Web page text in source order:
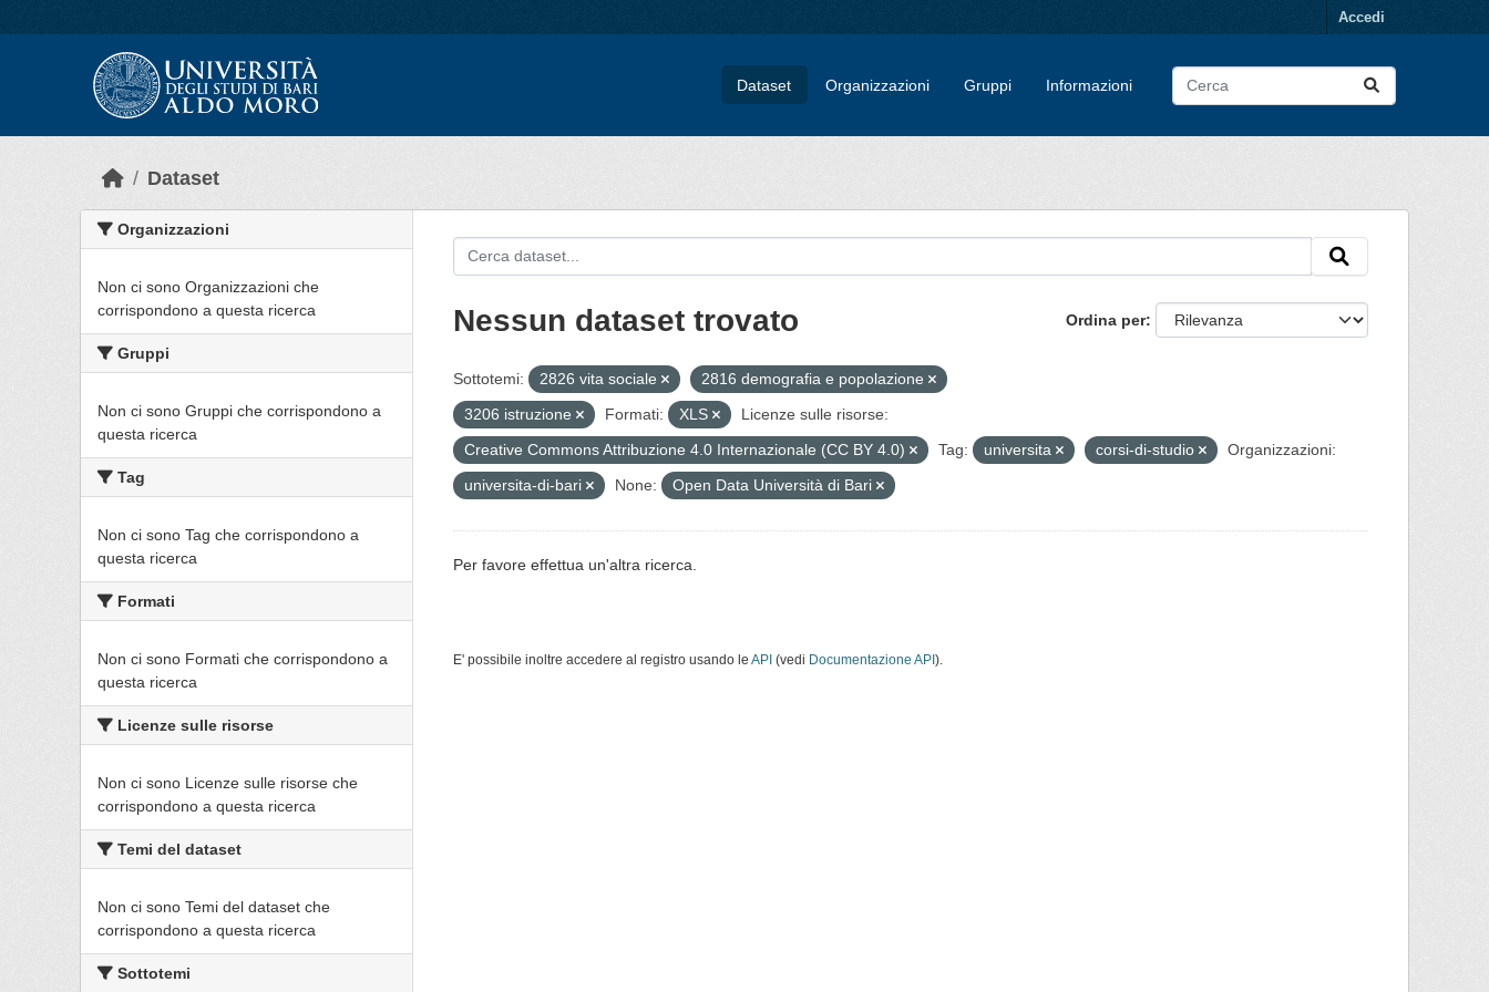
Accedi
Dataset Organizzazioni Gruppi Informazioni
Dataset
Organizzazioni
Non ci sono Organizzazioni che
corrispondono a questa ricerca
Gruppi
Non ci sono Gruppi che corrispondono a
questa ricerca
Tag
Non ci sono Tag che corrispondono a
questa ricerca
Formati
Non ci sono Formati che corrispondono a
questa ricerca
Licenze sulle risorse
Non ci sono Licenze sulle risorse che
corrispondono a questa ricerca
Temi del dataset
Non ci sono Temi del dataset che
corrispondono a questa ricerca
Sottotemi
Ordina per
Nessun dataset trovato
Sottotemi: 2826 vita sociale
2816 demografia e popolazione
3206 istruzione
Formati: XLS
Licenze sulle risorse:
Creative Commons Attribuzione 4.0 Internazionale (CC BY 4.0)
Tag: universita corsi-di-studio
Organizzazioni:
universita-di-bari
None: Open Data Università di Bari
Per favore effettua un'altra ricerca.
E' possibile inoltre accedere al registro usando le API (vedi Documentazione API ).